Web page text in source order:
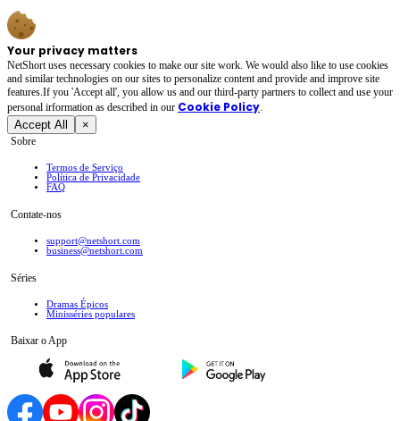
Your privacy matters
NetShort uses necessary cookies to make our site work. We would also like to use cookies
and similar technologies on our sites to personalize content and provide and improve site
features.If you 'Accept all', you allow us and our third-party partners to collect and use your
personal irformation as described in our Cookie Policy.
Accept All ×
Sobre
Termos de Serviço
Política de Privacidade
FAQ
Contate-nos
support@netshort.com
business@netshort.com
Séries
Dramas Épicos
Minisséries populares
Baixar o App